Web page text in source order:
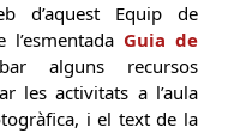
d’aquest Equip de
Guia de
alguns recursos
les activitats a l’aula
i el text de la